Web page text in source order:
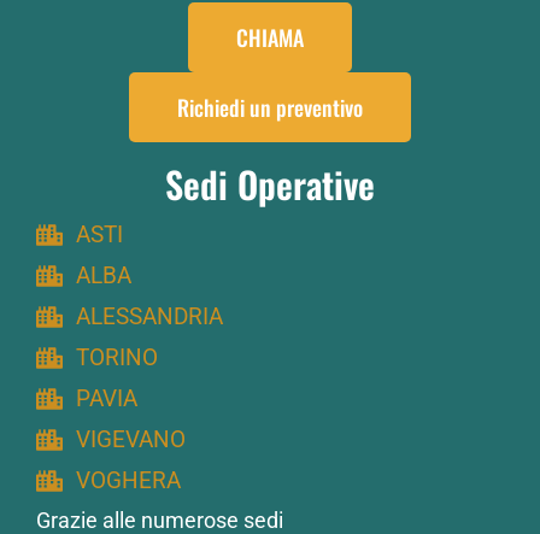
CHIAMA
Richiedi un preventivo
Sedi Operative
ASTI
ALBA
ALESSANDRIA
TORINO
PAVIA
VIGEVANO
VOGHERA
Grazie alle numerose sedi